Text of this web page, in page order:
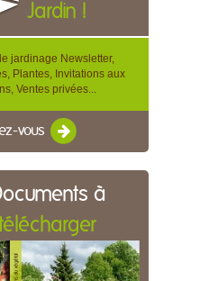
Jardin !
jardinage Newsletter,
Plantes, Invitations aux
Ventes privées...
vous
à